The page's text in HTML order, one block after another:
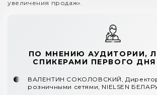
увеличения продаж».
ПО МНЕНИЮ АУДИТОРИИ,
СПИКЕРАМИ ПЕРВОГО
ВАЛЕНТИН СОКОЛОВСКИЙ,
розничными сетями, NIELSEN